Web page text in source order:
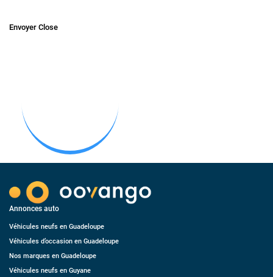
Envoyer Close
Annonces auto
Véhicules neufs en Guadeloupe
Véhicules d’occasion en Guadeloupe
Nos marques en Guadeloupe
Véhicules neufs en Guyane